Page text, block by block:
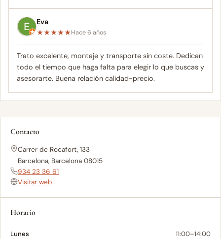
Eva
★★★★★Hace 6 años
Trato excelente, montaje y transporte sin coste. Dedican
todo el tiempo que haga falta para elegir lo que buscas y
asesorarte. Buena relación calidad-precio.
Contacto
Carrer de Rocafort, 133
Barcelona, Barcelona 08015
934 23 36 61
Visitar web
Horario
Lunes 11:00–14:00